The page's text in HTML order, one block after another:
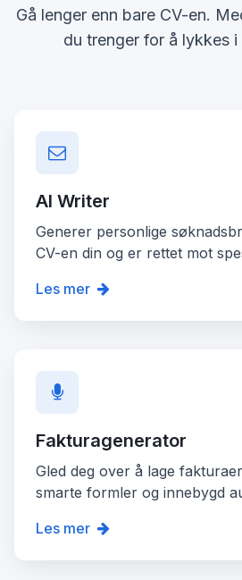
Gå lenger enn bare CV-en.
du trenger for å lykkes i
AI Writer
Generer personlige
CV-en din og er rettet mot
Les mer
Fakturagenerator
Gled deg over å lage
smarte formler og innebygd
Les mer